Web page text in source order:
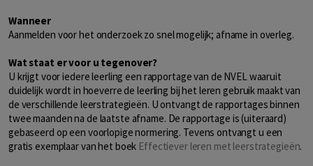
Wanneer
Aanmelden voor het onderzoek zo snel mogelijk; afname in overleg.
Wat staat er voor u tegenover?
U krijgt voor iedere leerling een rapportage van de NVEL waaruit
duidelijk wordt in hoeverre de leerling bij het leren gebruik maakt van
de verschillende leerstrategieën. U ontvangt de rapportages binnen
twee maanden na de laatste afname. De rapportage is (uiteraard)
gebaseerd op een voorlopige normering. Tevens ontvangt u een
gratis exemplaar van het boek Effectiever leren met leerstrategieën.